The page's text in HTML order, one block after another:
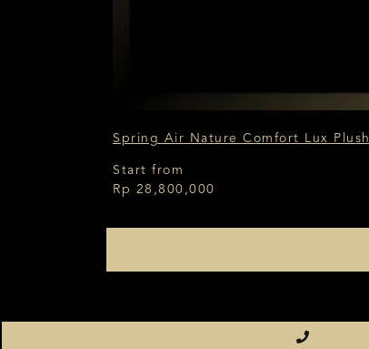
Spring Air Nature Comfort Lux Plush
Start from
Rp 28,800,000